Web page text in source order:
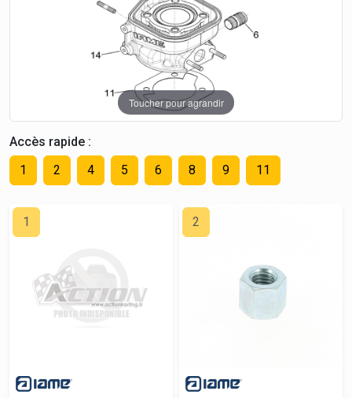
Toucher pour agrandir
Accès rapide :
1
2 4 5 6 8 9 11
1 2